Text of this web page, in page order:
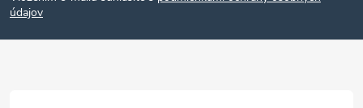
púdajov